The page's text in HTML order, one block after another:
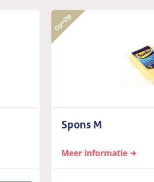
Spons M
Meer informatie